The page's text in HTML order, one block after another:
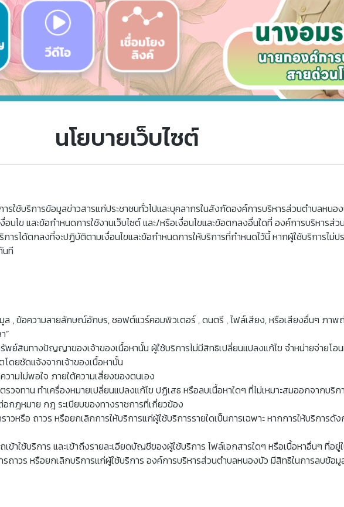
นโยบายเว็บไซต์
ใช้บริการข้อมูลข่าวสารแก่ประชาชนทั่วไปและบุคลากรในสังกัดองค์การบริหารส่วนตำบลหนอ
นไข และข้อกำหนดการใช้งานเว็บไซต์ และ/หรือเงื่อนไขและข้อตกลงอื่นใดที่ องค์การบริหารส่
การได้ตกลงที่จะปฏิบัติตามเงื่อนไขและข้อกำหนดการให้บริการที่กำหนดไว้นี้ หากผู้ใช้บริการไม่
นที
ล , ข้อความลายลักษณ์อักษร, ซอฟต์แวร์คอมพิวเตอร์ , ดนตรี , ไฟล์เสียง, หรือเสียงอื่นๆ ภา
”
พย์สินทางปัญญาของเจ้าของเนื้อหานั้น ผู้ใช้บริการไม่มีสิทธิเปลี่ยนแปลงแก้ไข จำหน่ายจ่ายโอ
ดยชัดแจ้งจากเจ้าของเนื้อหานั้น
วามไม่พอใจ ภายใต้ความเสี่ยงของตนเอง
จทาน ทำเครื่องหมายเปลี่ยนแปลงแก้ไข ปฏิเสธ หรือลบเนื้อหาใดๆ ที่ไม่เหมาะสมออกจากบ
กฎหมาย กฎ ระเบียบของทางราชการที่เกี่ยวข้อง
วหรือ ถาวร หรือยกเลิกการให้บริการแก่ผู้ใช้บริการรายใดเป็นการเฉพาะ หากการให้บริการ
ข้าใช้บริการ และเข้าถึงรายละเอียดบัญชีของผู้ใช้บริการ ไฟล์เอกสารใดๆ หรือเนื้อหาอื่นๆ ที่อ
ถาวร หรือยกเลิกบริการแก่ผู้ใช้บริการ องค์การบริหารส่วนตำบลหนองบัว มีสิทธิในการลบข้อ